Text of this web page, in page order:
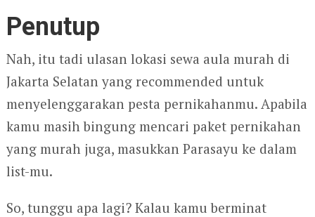
Penutup
Nah, itu tadi ulasan lokasi sewa aula murah di
Jakarta Selatan yang recommended untuk
menyelenggarakan pesta pernikahanmu. Apabila
kamu masih bingung mencari paket pernikahan
yang murah juga, masukkan Parasayu ke dalam
list-mu.
So, tunggu apa lagi? Kalau kamu berminat